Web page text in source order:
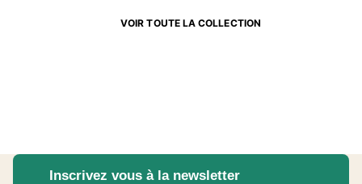
VOIR TOUTE LA COLLECTION
Inscrivez vous à la newsletter